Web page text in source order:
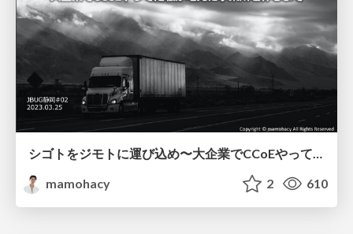
シゴトをジモトに運び込め〜大企業でCCoEやってた私が地元に事業所を作るまで〜
mamohacy
2 610